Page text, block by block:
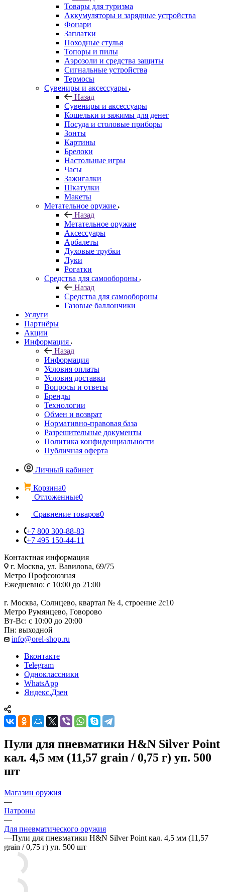
Товары для туризма
Аккумуляторы и зарядные устройства
Фонари
Заплатки
Походные стулья
Топоры и пилы
Аэрозоли и средства защиты
Сигнальные устройства
Термосы
Сувениры и аксессуары
Назад
Сувениры и аксессуары
Кошельки и зажимы для денег
Посуда и столовые приборы
Зонты
Картины
Брелоки
Настольные игры
Часы
Зажигалки
Шкатулки
Макеты
Метательное оружие
Назад
Метательное оружие
Аксессуары
Арбалеты
Духовые трубки
Луки
Рогатки
Средства для самообороны
Назад
Средства для самообороны
Газовые баллончики
Услуги
Партнёры
Акции
Информация
Назад
Информация
Условия оплаты
Условия доставки
Вопросы и ответы
Бренды
Технологии
Обмен и возврат
Нормативно-правовая база
Разрешительные документы
Политика конфиденциальности
Публичная оферта
Личный кабинет
Корзина0
Отложенные0
Сравнение товаров0
+7 800 300-88-83
+7 495 150-44-11
Контактная информация
г. Москва, ул. Вавилова, 69/75
Метро Профсоюзная
Ежедневно: с 10:00 до 21:00
г. Москва, Солнцево, квартал № 4, строение 2с10
Метро Румянцево, Говорово
Вт-Вс: с 10:00 до 20:00
Пн: выходной
info@orel-shop.ru
Вконтакте
Telegram
Одноклассники
WhatsApp
Яндекс.Дзен
Пули для пневматики H&N Silver Point
кал. 4,5 мм (11,57 grain / 0,75 г) уп. 500
шт
Магазин оружия
—
Патроны
—
Для пневматического оружия
—Пули для пневматики H&N Silver Point кал. 4,5 мм (11,57
grain / 0,75 г) уп. 500 шт